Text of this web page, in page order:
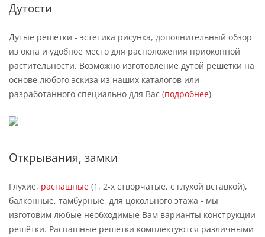
Дутости
Дутые решетки - эстетика рисунка, дополнительный обзор
из окна и удобное место для расположения приоконной
растительности. Возможно изготовление дутой решетки на
основе любого эскиза из наших каталогов или
разработанного специально для Вас (подробнее)
Открывания, замки
Глухие, распашные (1, 2-х створчатые, с глухой вставкой),
балконные, тамбурные, для цокольного этажа - мы
изготовим любые необходимые Вам варианты конструкции
решётки. Распашные решетки комплектуются различными